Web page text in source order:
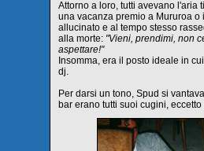
Attorno a loro, tutti avevano l'aria
una vacanza premio a Mururoa o
allucinato e al tempo stesso
alla morte: "Vieni, prendimi, non
aspettare!"
Insomma, era il posto ideale in
dj.
Per darsi un tono, Spud si
bar erano tutti suoi cugini, eccetto